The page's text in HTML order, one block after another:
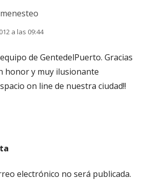
a las 09:44
de GentedelPuerto. Gracias
honor y muy ilusionante
on line de nuestra ciudad!!
electrónico no será publicada.